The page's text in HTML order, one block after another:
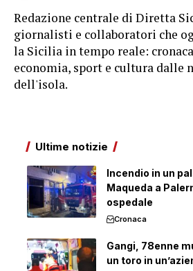
Redazione centrale di Diretta
giornalisti e collaboratori che
la Sicilia in tempo reale:
economia, sport e cultura dalle
dell'isola.
Ultime notizie
Incendio in un
Maqueda a
ospedale
Cronaca
Gangi, 78enne
un toro in